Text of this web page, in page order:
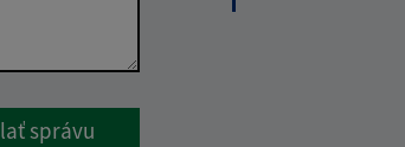
Response
správu